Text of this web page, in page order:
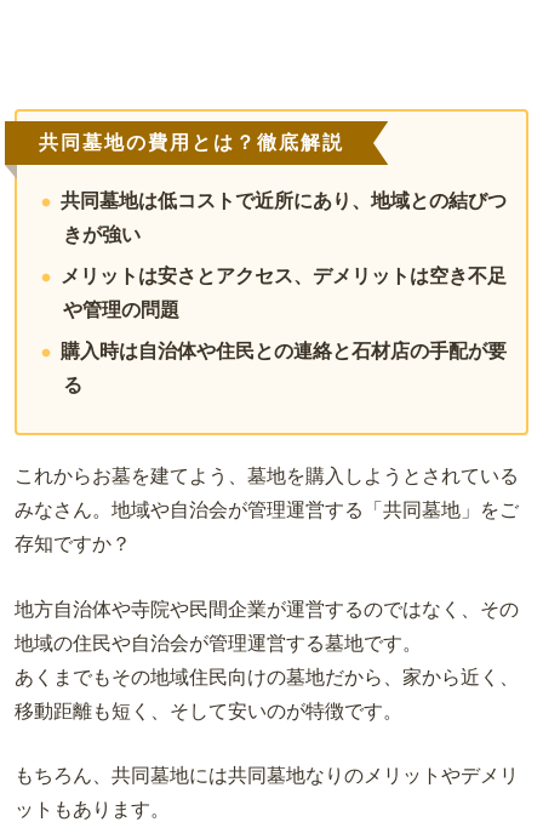
共同墓地の費用とは？徹底解説
共同墓地は低コストで近所にあり、地域との結びつ
きが強い
メリットは安さとアクセス、デメリットは空き不足
や管理の問題
購入時は自治体や住民との連絡と石材店の手配が要
る
これからお墓を建てよう、墓地を購入しようとされている
みなさん。地域や自治会が管理運営する「共同墓地」をご
存知ですか？
地方自治体や寺院や民間企業が運営するのではなく、その
地域の住民や自治会が管理運営する墓地です。
あくまでもその地域住民向けの墓地だから、家から近く、
移動距離も短く、そして安いのが特徴です。
もちろん、共同墓地には共同墓地なりのメリットやデメリ
ットもあります。